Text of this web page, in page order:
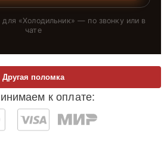
для «Холодильник» — по звонку или в
чате
к оплате:
Другая поломка